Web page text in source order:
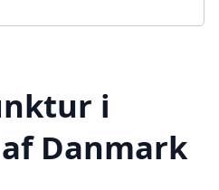
i
Danmark